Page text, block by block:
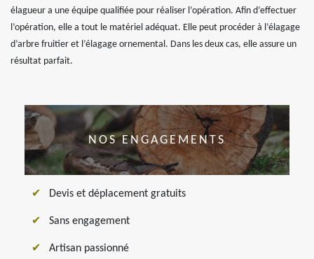
élagueur a une équipe qualifiée pour réaliser l’opération. Afin d’effectuer
l’opération, elle a tout le matériel adéquat. Elle peut procéder à l’élagage
d’arbre fruitier et l’élagage ornemental. Dans les deux cas, elle assure un
résultat parfait.
NOS ENGAGEMENTS
Devis et déplacement gratuits
Sans engagement
Artisan passionné